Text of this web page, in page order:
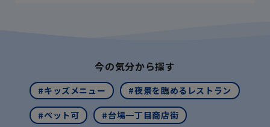
今の気分から探す
#キッズメニュー #夜景を臨めるレストラン
#ペット可 #台場一丁目商店街